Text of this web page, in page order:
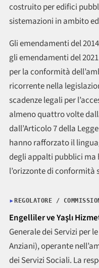
costruito per edifici
sistemazioni in ambito
Gli emendamenti del
gli emendamenti del
per la conformità
ricorrente nella
scadenze legali per
almeno quattro volte
dall’Articolo 7 della
hanno rafforzato il
degli appalti pubblici
l’orizzonte di conformità
REGOLATORE /
Engelliler ve Yaşlı
Generale dei Servizi per
Anziani), operante
dei Servizi Sociali. La